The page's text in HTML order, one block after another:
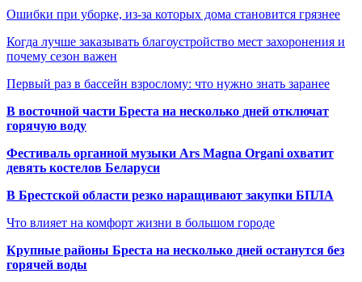
Ошибки при уборке, из-за которых дома становится грязнее
Когда лучше заказывать благоустройство мест захоронения и
почему сезон важен
Первый раз в бассейн взрослому: что нужно знать заранее
В восточной части Бреста на несколько дней отключат
горячую воду
Фестиваль органной музыки Ars Magna Organi охватит
девять костелов Беларуси
В Брестской области резко наращивают закупки БПЛА
Что влияет на комфорт жизни в большом городе
Крупные районы Бреста на несколько дней останутся без
горячей воды